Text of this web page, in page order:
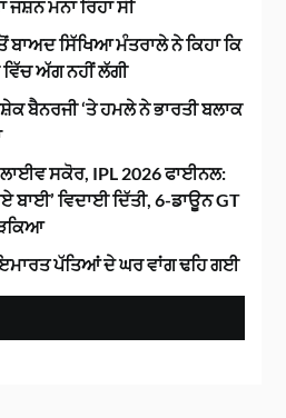
ਮਨਾ ਰਿਹਾ ਸੀ
ਬਾਅਦ ਸਿੱਖਿਆ ਮੰਤਰਾਲੇ ਨੇ ਕਿਹਾ ਕਿ
ਅੱਗ ਨਹੀਂ ਲੱਗੀ
ਬੈਨਰਜੀ ‘ਤੇ ਹਮਲੇ ਨੇ ਭਾਰਤੀ ਬਲਾਕ
ਲਾਈਵ ਸਕੋਰ, IPL 2026 ਫਾਈਨਲ:
ਬਾਈ’ ਵਿਦਾਈ ਦਿੱਤੀ, 6-ਡਾਊਨ GT
ਇਮਾਰਤ ਪੱਤਿਆਂ ਦੇ ਘਰ ਵਾਂਗ ਢਹਿ ਗਈ